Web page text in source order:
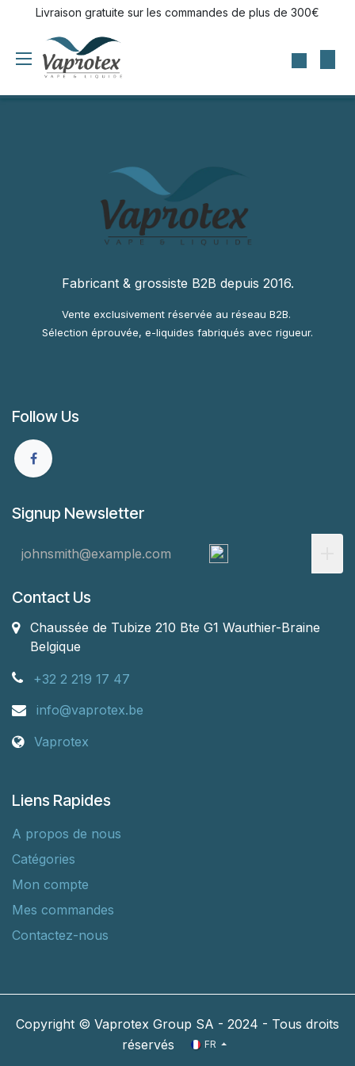
Se rendre au contenu
Livraison gratuite sur les commandes de plus de 300€
Fabricant & grossiste B2B depuis 2016.
Vente exclusivement réservée au réseau B2B.
Sélection éprouvée, e-liquides fabriqués avec rigueur.
Follow Us
Signup Newsletter
Contact Us
Chaussée de Tubize 210 Bte G1 Wauthier-Braine
Belgique
+32 2 219 17 47
info@vaprotex.be
Vaprotex
Liens Rapides
A propos de nous
Catégories
Mon compte
Mes commandes
Contactez-nous
Copyright © Vaprotex Group SA - 2024 - Tous droits
réservés
FR